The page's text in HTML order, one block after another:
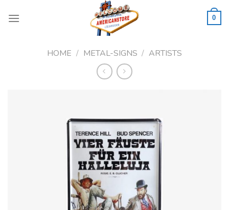
0
HOME / METAL-SIGNS / ARTISTS